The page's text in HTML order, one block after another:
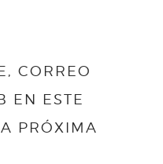
CORREO
EN ESTE
PRÓXIMA